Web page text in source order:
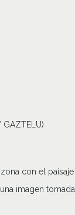
GAZTELU)
con el paisaje
imagen tomada